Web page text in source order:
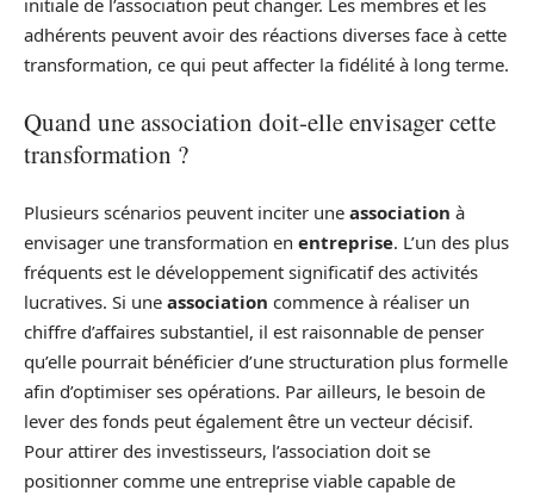
adhérents peuvent avoir des réactions diverses face à cette
transformation, ce qui peut affecter la fidélité à long terme.
Quand une association doit-elle envisager cette
transformation ?
Plusieurs scénarios peuvent inciter une association à
envisager une transformation en entreprise. L’un des plus
fréquents est le développement significatif des activités
lucratives. Si une association commence à réaliser un
chiffre d’affaires substantiel, il est raisonnable de penser
qu’elle pourrait bénéficier d’une structuration plus formelle
afin d’optimiser ses opérations. Par ailleurs, le besoin de
lever des fonds peut également être un vecteur décisif.
Pour attirer des investisseurs, l’association doit se
positionner comme une entreprise viable capable de